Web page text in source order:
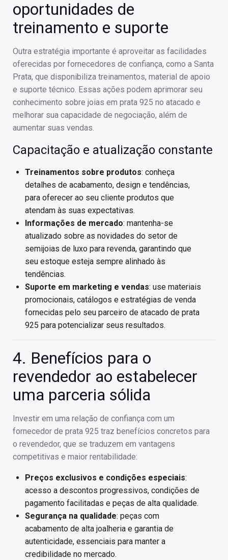
oportunidades de
treinamento e suporte
Outra estratégia importante é aproveitar as facilidades
oferecidas por fornecedores de confiança, como a Santa
Prata, que disponibiliza treinamentos, material de apoio
e suporte técnico. Essas ações podem aprimorar seu
conhecimento sobre joias em prata 925 no atacado e
melhorar sua capacidade de negociação, além de
aumentar suas vendas.
Capacitação e atualização constante
Treinamentos sobre produtos: conheça
detalhes de acabamento, design e tendências,
para oferecer ao seu cliente produtos que
atendam às suas expectativas.
Informações de mercado: mantenha-se
atualizado sobre as novidades do setor de
semijoias de luxo para revenda, garantindo que
seu estoque esteja sempre alinhado às
tendências.
Suporte em marketing e vendas: use materiais
promocionais, catálogos e estratégias de venda
fornecidas pelo seu parceiro de atacado de prata
925 para potencializar seus resultados.
4. Benefícios para o
revendedor ao estabelecer
uma parceria sólida
Investir em uma relação de confiança com um
fornecedor de prata 925 traz benefícios concretos para
o revendedor, que se traduzem em vantagens
competitivas e maior rentabilidade:
Preços exclusivos e condições especiais:
acesso a descontos progressivos, condições de
pagamento facilitadas e peças de alta qualidade.
Segurança na qualidade: peças com
acabamento de alta joalheria e garantia de
autenticidade, essenciais para manter a
credibilidade no mercado.